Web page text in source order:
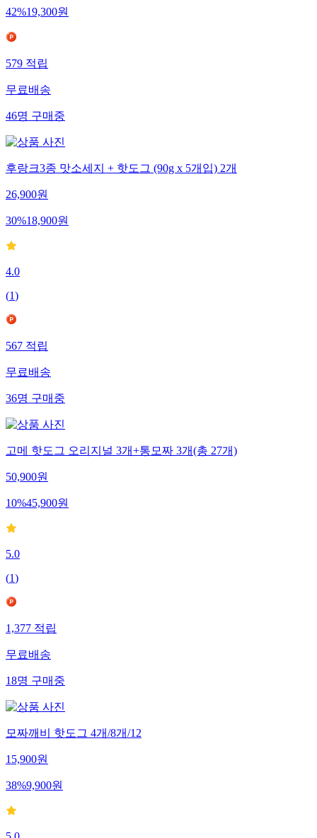
42%19,300원
579적립
무료배송
46명구매중
후랑크3종 맛소세지 + 핫도그 (90g x 5개입) 2개
26,900원
30%18,900원
4.0
(1)
567적립
무료배송
36명구매중
고메 핫도그 오리지널 3개+통모짜 3개(총 27개)
50,900원
10%45,900원
5.0
(1)
1,377적립
무료배송
18명구매중
모짜깨비 핫도그 4개/8개/12
15,900원
38%9,900원